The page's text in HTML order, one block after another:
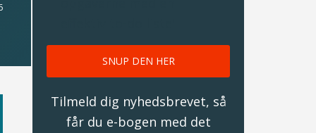
SNUP DEN HER
Tilmeld dig nyhedsbrevet, så
får du e-bogen med det